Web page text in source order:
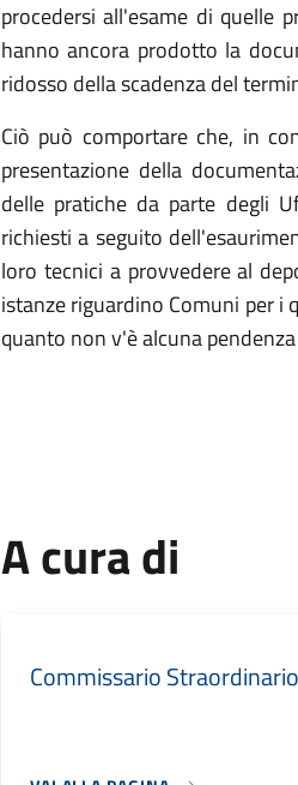
procedersi all'esame di quelle
hanno ancora prodotto la
ridosso della scadenza del
Ciò può comportare che, in
presentazione della
delle pratiche da parte degli
richiesti a seguito
loro tecnici a provvedere al
istanze riguardino Comuni per i
quanto non v'è alcuna
A cura di
Commissario Straordinario